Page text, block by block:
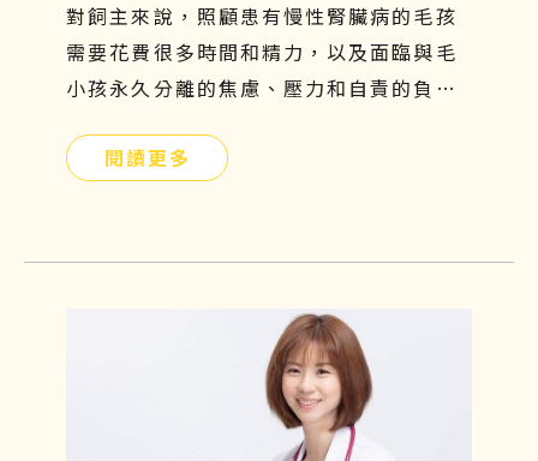
對飼主來說，照顧患有慢性腎臟病的毛孩
需要花費很多時間和精力，以及面臨與毛
小孩永久分離的焦慮、壓力和自責的負面
提前提前瞭解貓腎病症狀、原因、飲食及
閱讀更多